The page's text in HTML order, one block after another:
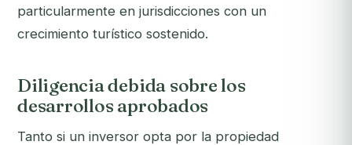
particularmente en jurisdicciones con un
crecimiento turístico sostenido.
Diligencia debida sobre los
desarrollos aprobados
Tanto si un inversor opta por la propiedad